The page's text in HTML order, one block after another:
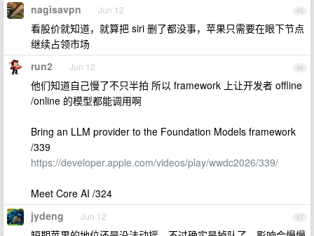
45
nagisavpn Jun 12
看股价就知道，就算把 siri 删了都没事，苹果只需要在眼下节点
继续占领市场
46
run2 Jun 12
他们知道自己慢了不只半拍 所以 framework 上让开发者 offline
/online 的模型都能调用啊
Bring an LLM provider to the Foundation Models framework
/339
https://developer.apple.com/videos/play/wwdc2026/339/
Meet Core AI /324
47
jydeng Jun 12